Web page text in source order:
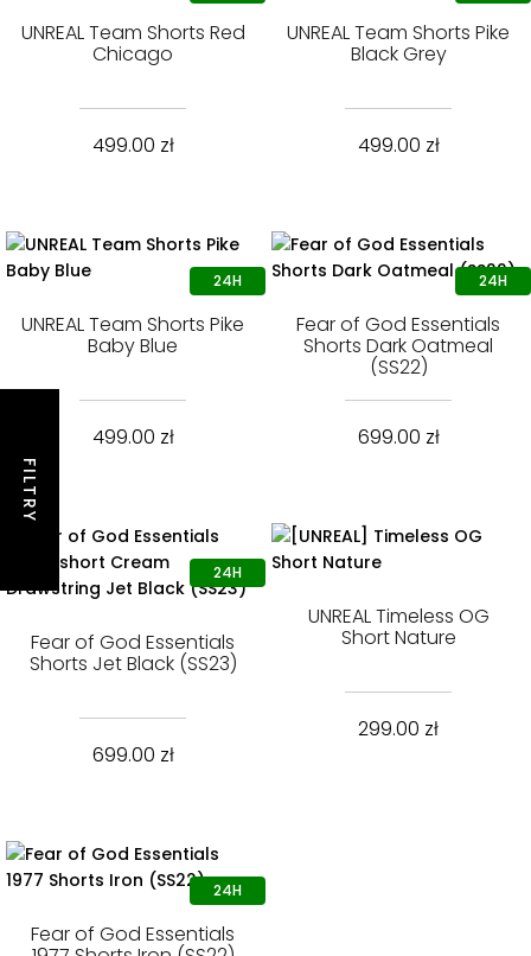
UNREAL Team Shorts Red
Chicago
499.00 zł
UNREAL Team Shorts Pike
Black Grey
499.00 zł
UNREAL Team Shorts Pike
Baby Blue
499.00 zł
Fear of God Essentials
Shorts Dark Oatmeal
(SS22)
699.00 zł
Fear of God Essentials
Shorts Jet Black (SS23)
699.00 zł
UNREAL Timeless OG
Short Nature
299.00 zł
Fear of God Essentials
FILTRY